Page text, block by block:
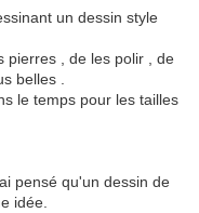
un dessin style
pierres , de les polir , de
belles .
le temps pour les tailles
pensé qu'un dessin de
idée.